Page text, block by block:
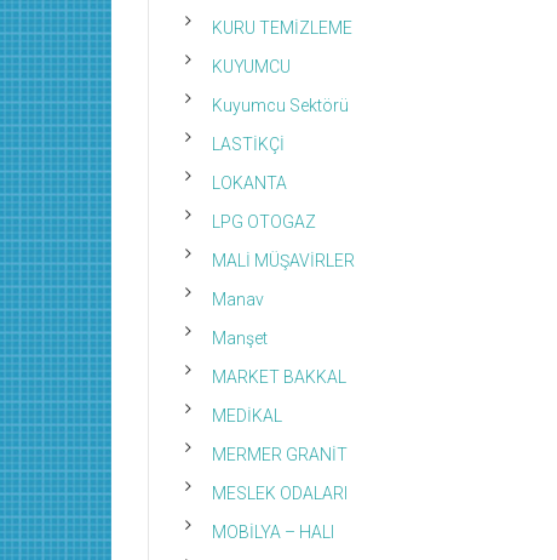
KURU TEMİZLEME
KUYUMCU
Kuyumcu Sektörü
LASTİKÇİ
LOKANTA
LPG OTOGAZ
MALİ MÜŞAVİRLER
Manav
Manşet
MARKET BAKKAL
MEDİKAL
MERMER GRANİT
MESLEK ODALARI
MOBİLYA – HALI